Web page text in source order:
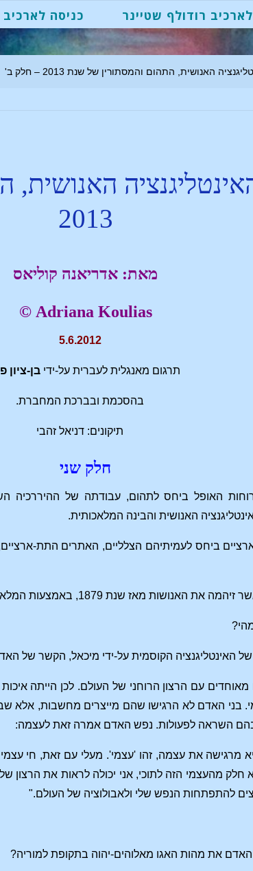
רודולף שטיינר כניסה
האנושית, התהום והמסתורין של שנת 2013 – חלק ב'
2013
מאת: אדריאנה קוליאס
Adriana Koulias ©
5.6.2012
תרגום מאנגלית לעברית על-ידיבן-ציון
בהסכמת ובברכת המחברת.
תיקונים: דניאל זהבי
חלק שני
האופל ביחס לתהום, עבודתה של ההיררכיה
האנושית והבינה המלאכותית.
ביחס לעמיתיהם הצלליים, האתרים התת-
המלאכים האפלים והאינספירציות שלהם. הלילה נדון בטיפול.
האינטליגנציה הקוסמית על-ידי מיכאל, הקשר של
עם הרצון הרוחני של העולם. לכן הייתה
בני האדם לא הרגישו שהם מייצרים מחשבות,
השראה לפעולות. נפש האדם אמרה זאת לעצמה:
מרגישה את עצמה, זהו 'עצמי'. מעלי עם זאת, חי
מהעצמי הזה לתוכי, אני יכולה לראות את הרצון
להתפתחות הנפש שלי ולאבולוציה של העולם."
את מהות האגו מאלוהים-יהוה בתקופת למוריה?